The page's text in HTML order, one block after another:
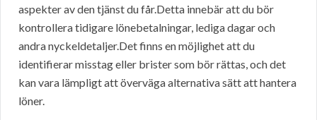
aspekter av den tjänst du får.Detta innebär att du bör
kontrollera tidigare lönebetalningar, lediga dagar och
andra nyckeldetaljer.Det finns en möjlighet att du
identifierar misstag eller brister som bör rättas, och det
kan vara lämpligt att överväga alternativa sätt att hantera
löner.